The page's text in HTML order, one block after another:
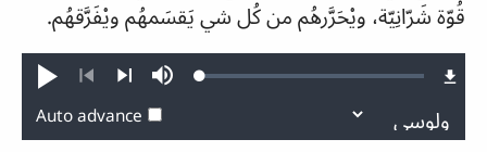
قُوّة شَرّانِيّة، ويْحَرَّرهُم من كُل شي يَقسَمهُم ويْفَرَّقهُم.
Play
PreviousNext
MuteLoaded:
Auto advance